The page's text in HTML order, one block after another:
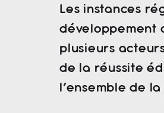
Les instances
développement
plusieurs
de la réussite
l’ensemble de